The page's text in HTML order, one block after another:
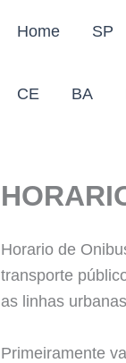
Home SP
CE BA
Horario de
transporte
as linhas
Primeiramente